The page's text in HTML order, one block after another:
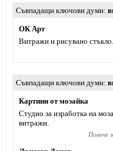
Съвпадащи ключови думи
ОК Арт
Витражи и рисувано стъкло.
Съвпадащи ключови думи
Картини от мозайка
Студио за изработка на
витражи.
Повече